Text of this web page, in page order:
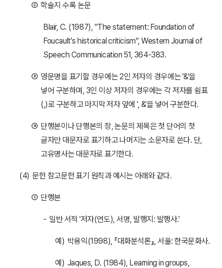
② 학술지 수록 논문
Blair, C. (1987), "The statement: Foundation of
Foucault's historical criticism", Western Journal of
Speech Communication 51, 364-383.
③ 영문명을 표기할 경우에는 2인 저자의 경우에는 '&'을
넣어 구분하며, 3인 이상 저자의 경우에는 각 저자를 쉼표
(,)로 구분하고 마지막 저자 앞에 ', &'을 넣어 구분한다.
④ 단행본이나 단행본의 장, 논문의 제목은 첫 단어의 첫
글자만 대문자로 표기하고 나머지는 소문자로 쓴다. 단,
고유명사는 대문자로 표기한다.
(4) 문헌 참고문헌 표기 원칙과 예시는 아래와 같다.
① 단행본
- 일반 서적 '저자(연도), 서명, 발행지: 발행사.'
예) 박용익(1998), 『대화분석론』, 서울: 한국문화사.
예) Jaques, D. (1984), Learning in groups,